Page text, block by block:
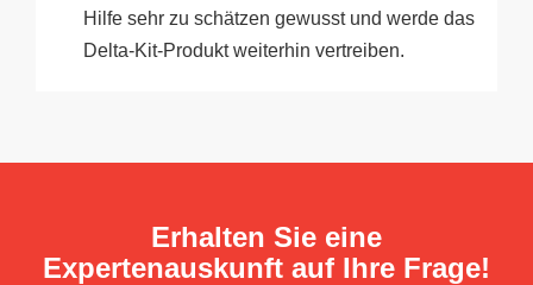
Hilfe sehr zu schätzen gewusst und werde das
Delta-Kit-Produkt weiterhin vertreiben.
Erhalten Sie eine
Expertenauskunft auf Ihre Frage!